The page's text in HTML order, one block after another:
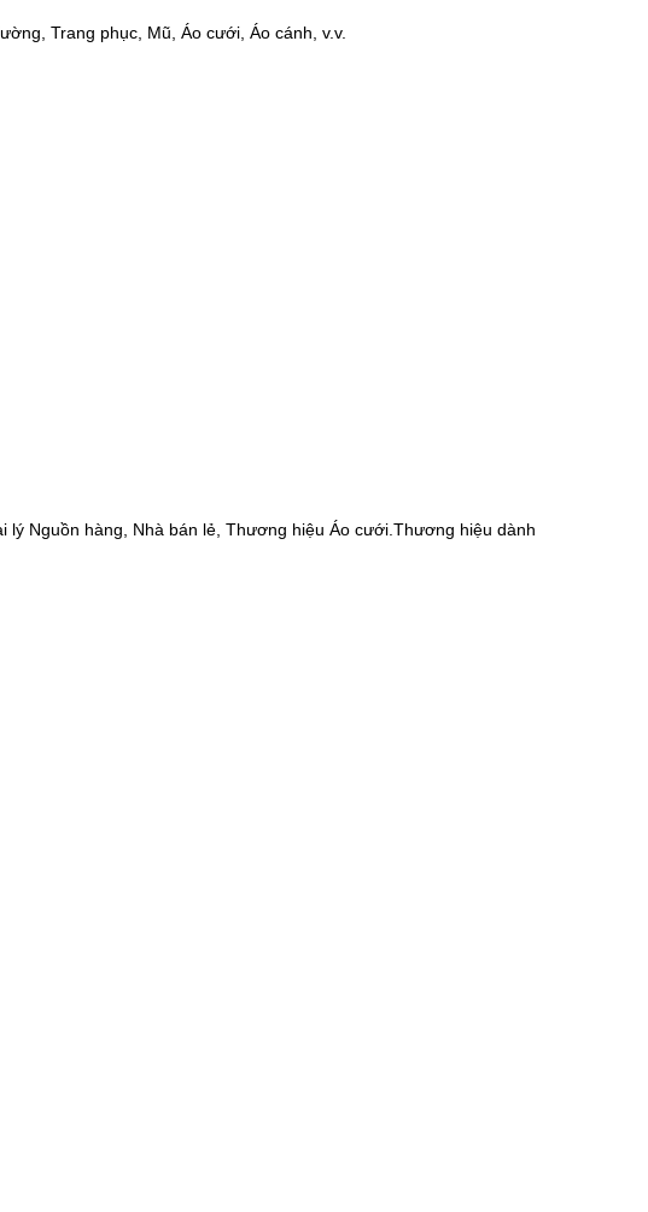
Trang phục, Mũ, Áo cưới, Áo cánh, v.v.
Nguồn hàng, Nhà bán lẻ, Thương hiệu Áo cưới.Thương hiệu dành